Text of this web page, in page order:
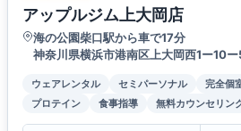
アップルジム上大岡店
海の公園柴口駅から車で17分
神奈川県横浜市港南区上大岡西1ー10
ウェアレンタル セミパーソナル 完全個
プロテイン
食事指導 無料カウンセリン